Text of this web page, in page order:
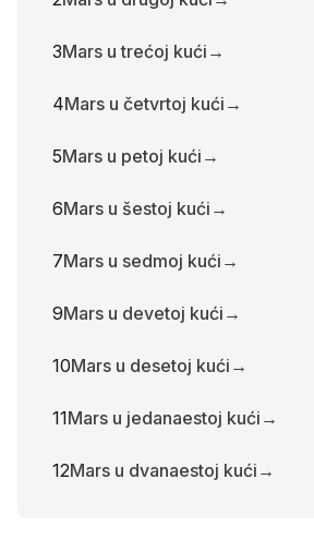
3Mars u trećoj kući →
4Mars u četvrtoj kući →
5Mars u petoj kući →
6Mars u šestoj kući →
7Mars u sedmoj kući →
9Mars u devetoj kući →
10Mars u desetoj kući →
11Mars u jedanaestoj kući →
12Mars u dvanaestoj kući →